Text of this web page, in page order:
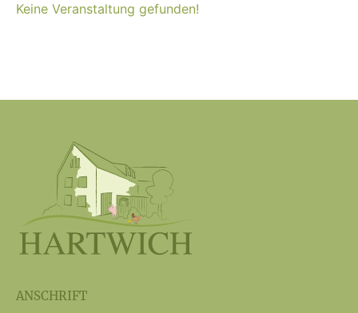
Keine Veranstaltung gefunden!
ANSCHRIFT